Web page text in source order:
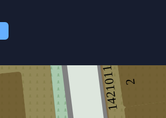
14210119 2